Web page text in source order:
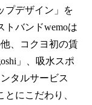
プデザイン」を
トバンドwemoは
、コクヨ初の賃
」、吸水スポ
タルサービス
とにこだわり、